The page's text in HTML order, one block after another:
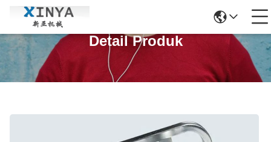
Detail Produk